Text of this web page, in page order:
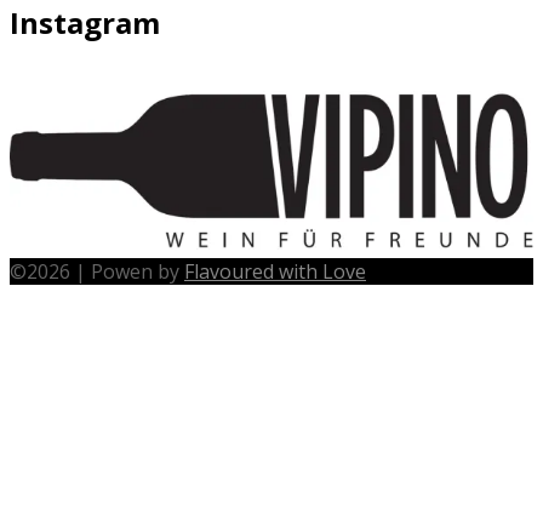
Instagram
©2026 | Powen by Flavoured with Love